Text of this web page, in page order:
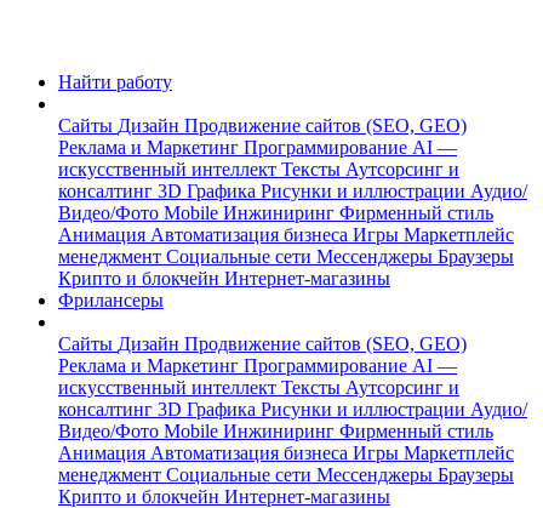
Найти работу
Сайты Дизайн Продвижение сайтов (SEO, GEO)
Реклама и Маркетинг Программирование AI —
искусственный интеллект Тексты Аутсорсинг и
консалтинг 3D Графика Рисунки и иллюстрации Аудио/
Видео/Фото Mobile Инжиниринг Фирменный стиль
Анимация Автоматизация бизнеса Игры Маркетплейс
менеджмент Социальные сети Мессенджеры Браузеры
Крипто и блокчейн Интернет-магазины
Фрилансеры
Сайты Дизайн Продвижение сайтов (SEO, GEO)
Реклама и Маркетинг Программирование AI —
искусственный интеллект Тексты Аутсорсинг и
консалтинг 3D Графика Рисунки и иллюстрации Аудио/
Видео/Фото Mobile Инжиниринг Фирменный стиль
Анимация Автоматизация бизнеса Игры Маркетплейс
менеджмент Социальные сети Мессенджеры Браузеры
Крипто и блокчейн Интернет-магазины